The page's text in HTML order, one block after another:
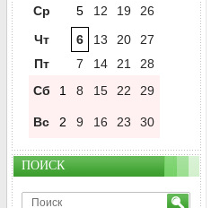
Ср 5 12 19
26
Чт
6 13 20
27
Пт
7 14 21
28
Сб
1 8 15 22 29
Вс 2 9 16 23 30
ПОИСК